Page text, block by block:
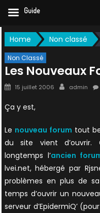
Skip
to
content
Home Non classé
Non Classé
Les Nouveaux
Posted
15 juillet 2006 Author
admin
Ça y est,
Le nouveau forum tout
du site vient d’ouvrir.
longtemps l’ancien
lvei.net, hébergé par
problèmes en plus de
temps d’ouvrir un
serveur d’EpidermiQ’
Guide